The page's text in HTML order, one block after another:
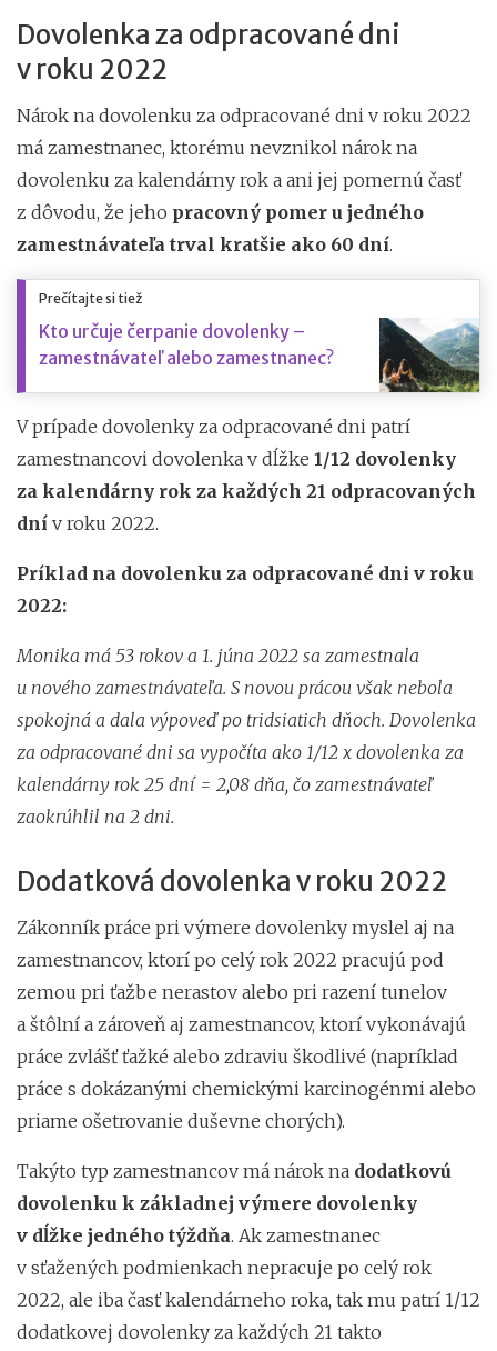
Dovolenka za odpracované dni
v roku 2022
Nárok na dovolenku za odpracované dni v roku 2022
má zamestnanec, ktorému nevznikol nárok na
dovolenku za kalendárny rok a ani jej pomernú časť
z dôvodu, že jeho pracovný pomer u jedného
zamestnávateľa trval kratšie ako 60 dní.
Prečítajte si tiež
Kto určuje čerpanie dovolenky –
zamestnávateľ alebo zamestnanec?
V prípade dovolenky za odpracované dni patrí
zamestnancovi dovolenka v dĺžke 1/12 dovolenky
za kalendárny rok za každých 21 odpracovaných
dní v roku 2022.
Príklad na dovolenku za odpracované dni v roku
2022:
Monika má 53 rokov a 1. júna 2022 sa zamestnala
u nového zamestnávateľa. S novou prácou však nebola
spokojná a dala výpoveď po tridsiatich dňoch. Dovolenka
za odpracované dni sa vypočíta ako 1/12 x dovolenka za
kalendárny rok 25 dní = 2,08 dňa, čo zamestnávateľ
zaokrúhlil na 2 dni.
Dodatková dovolenka v roku 2022
Zákonník práce pri výmere dovolenky myslel aj na
zamestnancov, ktorí po celý rok 2022 pracujú pod
zemou pri ťažbe nerastov alebo pri razení tunelov
a štôlní a zároveň aj zamestnancov, ktorí vykonávajú
práce zvlášť ťažké alebo zdraviu škodlivé (napríklad
práce s dokázanými chemickými karcinogénmi alebo
priame ošetrovanie duševne chorých).
Takýto typ zamestnancov má nárok na dodatkovú
dovolenku k základnej výmere dovolenky
v dĺžke jedného týždňa. Ak zamestnanec
v sťažených podmienkach nepracuje po celý rok
2022, ale iba časť kalendárneho roka, tak mu patrí 1/12
dodatkovej dovolenky za každých 21 takto